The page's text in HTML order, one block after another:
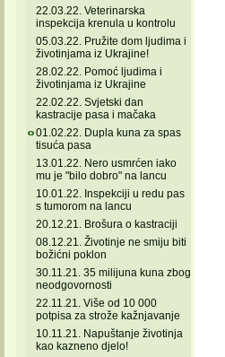
22.03.22. Veterinarska
inspekcija krenula u kontrolu
05.03.22. Pružite dom ljudima i
životinjama iz Ukrajine!
28.02.22. Pomoć ljudima i
životinjama iz Ukrajine
22.02.22. Svjetski dan
kastracije pasa i mačaka
01.02.22. Dupla kuna za spas
tisuća pasa
13.01.22. Nero usmrćen iako
mu je "bilo dobro" na lancu
10.01.22. Inspekciji u redu pas
s tumorom na lancu
20.12.21. Brošura o kastraciji
08.12.21. Životinje ne smiju biti
božićni poklon
30.11.21. 35 milijuna kuna zbog
neodgovornosti
22.11.21. Više od 10 000
potpisa za strože kažnjavanje
10.11.21. Napuštanje životinja
kao kazneno djelo!